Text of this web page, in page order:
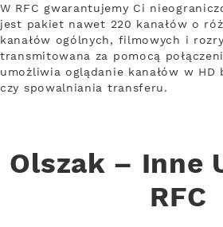
W RFC gwarantujemy Ci
jest pakiet nawet 220 kanałów o
kanałów ogólnych, filmowych i
transmitowana za pomocą
umożliwia oglądanie kanałów w HD
czy spowalniania transferu.
Olszak – Inne
RFC